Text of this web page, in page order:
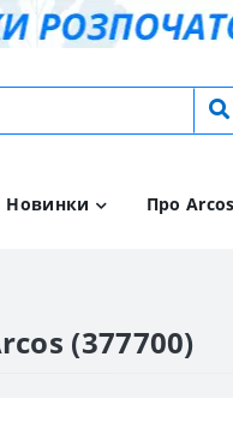
Новинки Про Arcos
(377700)